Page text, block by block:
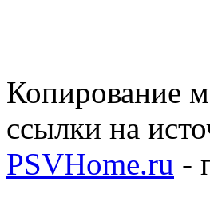
Копирование
ссылки на
PSVHome.ru -